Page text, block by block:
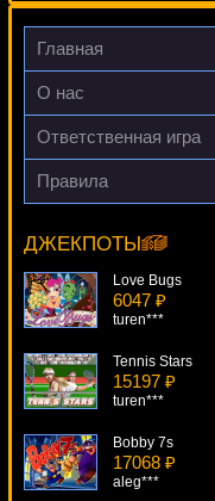
2 Million B.C.
216 ₽
tank***
Главная
О нас
Ответственная игра
Правила
ДЖЕКПОТЫ
Beach
alex***
Love Bugs
6047 ₽
turen***
Tennis Stars
15197 ₽
turen***
Bobby 7s
17068 ₽
aleg***